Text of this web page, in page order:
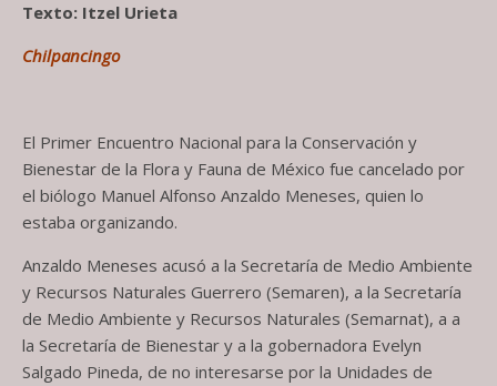
Texto: Itzel Urieta
Chilpancingo
El Primer Encuentro Nacional para la Conservación y
Bienestar de la Flora y Fauna de México fue cancelado por
el biólogo Manuel Alfonso Anzaldo Meneses, quien lo
estaba organizando.
Anzaldo Meneses acusó a la Secretaría de Medio Ambiente
y Recursos Naturales Guerrero (Semaren), a la Secretaría
de Medio Ambiente y Recursos Naturales (Semarnat), a a
la Secretaría de Bienestar y a la gobernadora Evelyn
Salgado Pineda, de no interesarse por la Unidades de